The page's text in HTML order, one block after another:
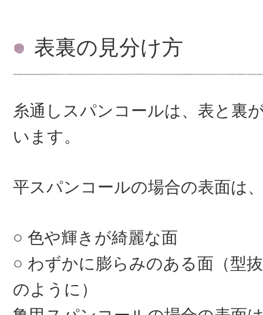
表裏の見分け方
糸通しスパンコールは、表と裏
います。
平スパンコールの場合の表面は
色や輝きが綺麗な面
わずかに膨らみのある面（型
のように）